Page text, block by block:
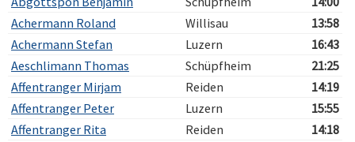
Achermann Roland
Willisau
13:58
Achermann Stefan
Luzern
16:43
Aeschlimann Thomas
Schüpfheim
21:25
Affentranger Mirjam
Reiden
14:19
Affentranger Peter
Luzern
15:55
Affentranger Rita
Reiden
14:18